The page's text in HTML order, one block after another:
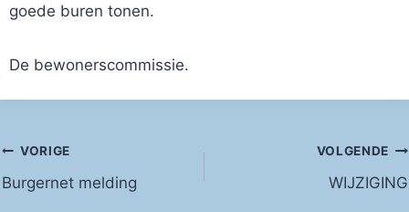
goede buren tonen.
De bewonerscommissie.
Bericht
navigatie
VORIGE
Burgernet melding
VOLGENDE
WIJZIGING